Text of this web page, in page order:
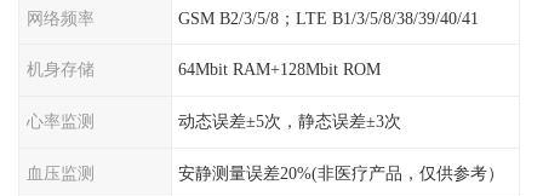
网络频率 GSM B2/3/5/8；LTE B1/3/5/8/38/39/40/41
机身存储 64Mbit RAM+128Mbit ROM
心率监测 动态误差±5次，静态误差±3次
血压监测 安静测量误差20%(非医疗产品，仅供参考）